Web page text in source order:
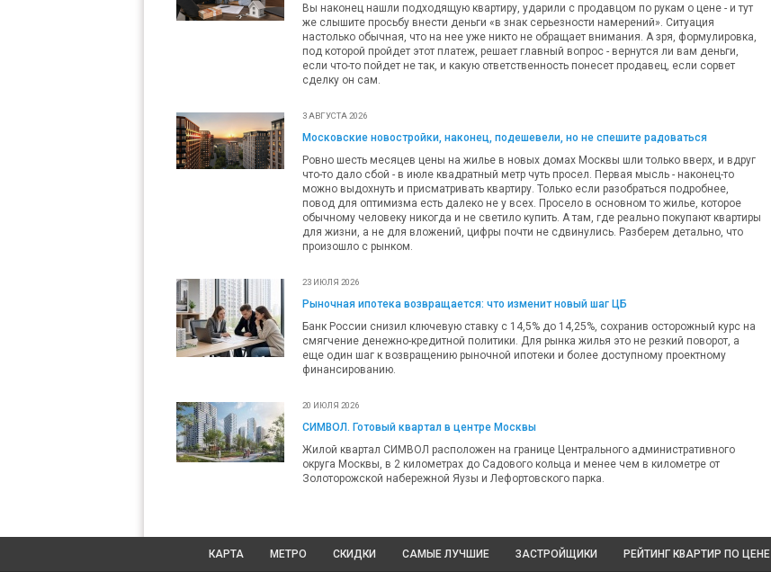
Вы наконец нашли подходящую квартиру, ударили с продавцом по рукам о цене - и тут
же слышите просьбу внести деньги «в знак серьезности намерений». Ситуация
настолько обычная, что на нее уже никто не обращает внимания. А зря, формулировка,
под которой пройдет этот платеж, решает главный вопрос - вернутся ли вам деньги,
если что-то пойдет не так, и какую ответственность понесет продавец, если сорвет
сделку он сам.
3 АВГУСТА 2026
Московские новостройки, наконец, подешевели, но не спешите радоваться
Ровно шесть месяцев цены на жилье в новых домах Москвы шли только вверх, и вдруг
что-то дало сбой - в июле квадратный метр чуть просел. Первая мысль - наконец-то
можно выдохнуть и присматривать квартиру. Только если разобраться подробнее,
повод для оптимизма есть далеко не у всех. Просело в основном то жилье, которое
обычному человеку никогда и не светило купить. А там, где реально покупают квартиры
для жизни, а не для вложений, цифры почти не сдвинулись. Разберем детально, что
произошло с рынком.
23 ИЮЛЯ 2026
Рыночная ипотека возвращается: что изменит новый шаг ЦБ
Банк России снизил ключевую ставку с 14,5% до 14,25%, сохранив осторожный курс на
смягчение денежно-кредитной политики. Для рынка жилья это не резкий поворот, а
еще один шаг к возвращению рыночной ипотеки и более доступному проектному
финансированию.
20 ИЮЛЯ 2026
СИМВОЛ. Готовый квартал в центре Москвы
Жилой квартал СИМВОЛ расположен на границе Центрального административного
округа Москвы, в 2 километрах до Садового кольца и менее чем в километре от
Золоторожской набережной Яузы и Лефортовского парка.
КАРТА МЕТРО СКИДКИ САМЫЕ ЛУЧШИЕ ЗАСТРОЙЩИКИ РЕЙТИНГ КВАРТИР ПО ЦЕНЕ